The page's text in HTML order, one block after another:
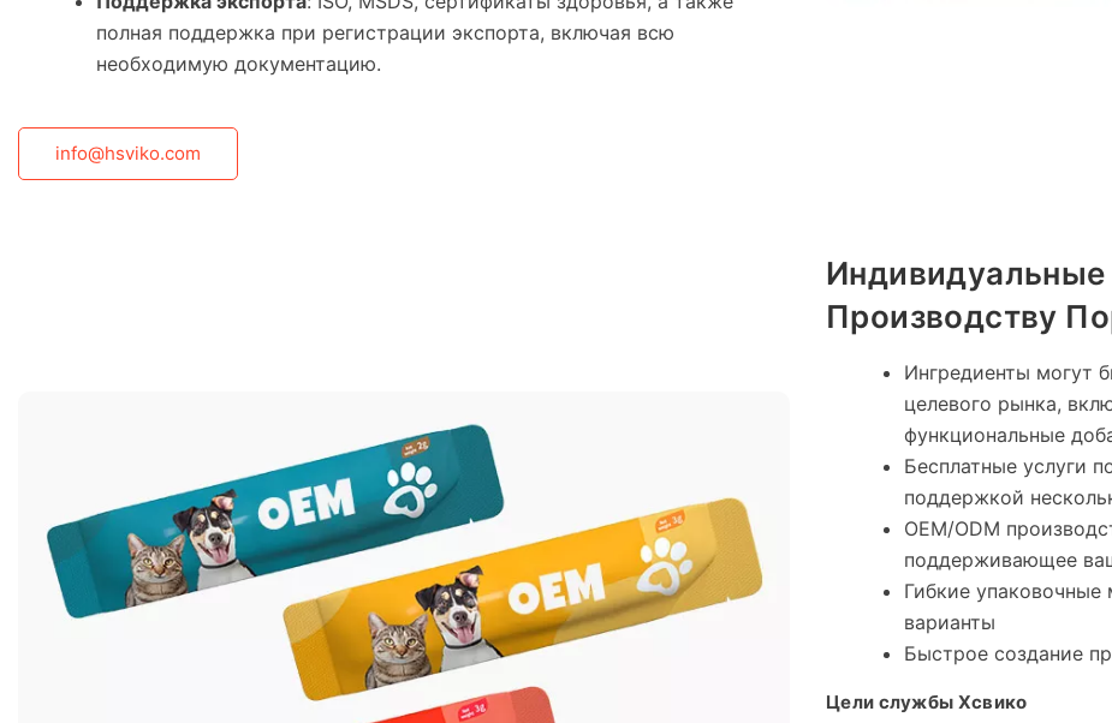
полная поддержка при регистрации экспорта, включая всю
необходимую документацию.
info@hsviko.com
Индивидуальные
Производству
Ингредиенты могут
целевого рынка,
функциональные
Бесплатные услуги
поддержкой
OEM/ODM
поддерживающее
Гибкие
варианты
Быстрое создание
Цели службы Хсвико